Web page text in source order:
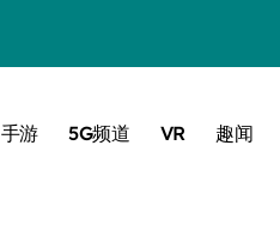
手游 5G频道 VR 趣闻